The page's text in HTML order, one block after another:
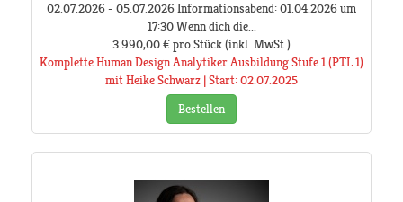
02.07.2026 - 05.07.2026 Informationsabend: 01.04.2026 um
17:30 Wenn dich die...
3.990,00 €pro Stück(inkl. MwSt.)
Komplette Human Design Analytiker Ausbildung Stufe 1 (PTL 1)
mit Heike Schwarz | Start: 02.07.2025
Bestellen